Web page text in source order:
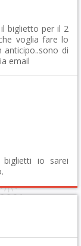
biglietto per il 2
voglia fare lo
anticipo..sono di
email
io sarei